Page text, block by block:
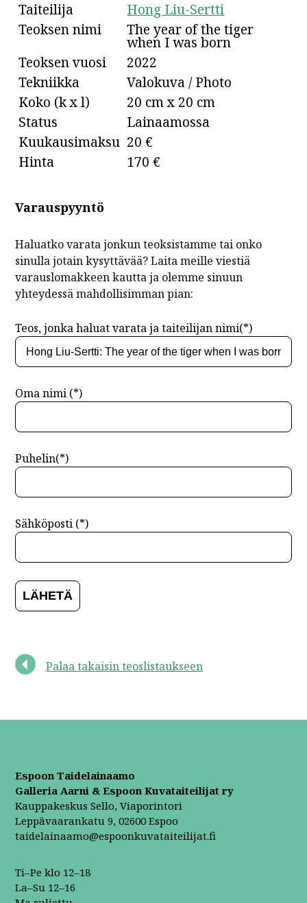
Taiteilija
Hong Liu-Sertti
Teoksen nimi
The year of the tiger
when I was born
Teoksen vuosi
2022
Tekniikka
Valokuva / Photo
Koko (k x l)
20 cm x 20 cm
Status
Lainaamossa
Kuukausimaksu 20 €
Hinta
170 €
Varauspyyntö
Haluatko varata jonkun teoksistamme tai onko
sinulla jotain kysyttävää? Laita meille viestiä
varauslomakkeen kautta ja olemme sinuun
yhteydessä mahdollisimman pian:
Teos, jonka haluat varata ja taiteilijan nimi(*)
Oma nimi (*)
Puhelin(*)
Sähköposti (*)
Palaa takaisin teoslistaukseen
Espoon Taidelainaamo
Galleria Aarni & Espoon Kuvataiteilijat ry
Kauppakeskus Sello, Viaporintori
Leppävaarankatu 9, 02600 Espoo
taidelainaamo@espoonkuvataiteilijat.fi
Ti–Pe klo 12–18
La–Su 12–16